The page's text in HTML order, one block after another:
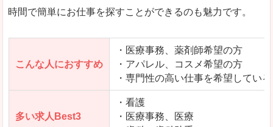
時間で簡単にお仕事を探すことができるのも魅力です。
こんな人におすすめ
・医療事務、薬剤師希望の方
・アパレル、コスメ希望の方
・専門性の高い仕事を希望してい
多い求人Best3
・看護
・医療事務、医療